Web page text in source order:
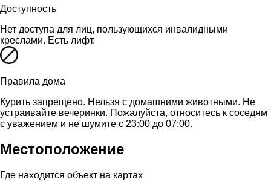
Доступность
Нет доступа для лиц, пользующихся инвалидными
креслами. Есть лифт.
Правила дома
Курить запрещено. Нельзя с домашними животными. Не
устраивайте вечеринки. Пожалуйста, относитесь к соседям
с уважением и не шумите с 23:00 до 07:00.
Местоположение
Где находится объект на картах